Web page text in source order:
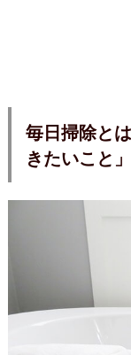
毎日掃除と
きたいこと」